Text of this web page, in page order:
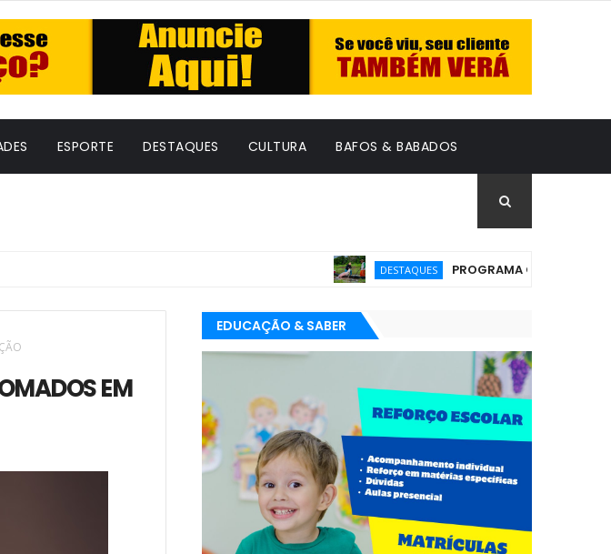
ESPORTE DESTAQUES CULTURA BAFOS & BABADOS
DESTAQUES PROGRAMA GRATUITO PARA
EM
EDUCAÇÃO & SABER